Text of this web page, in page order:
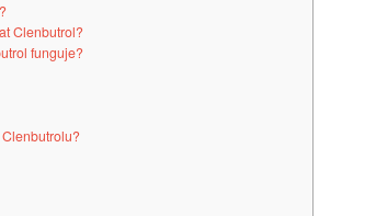
Clenbutrol?
funguje?